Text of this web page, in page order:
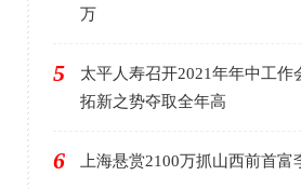
万
5
太平人寿召开2021年年中工作
拓新之势夺取全年高
6 上海悬赏2100万抓山西前首富